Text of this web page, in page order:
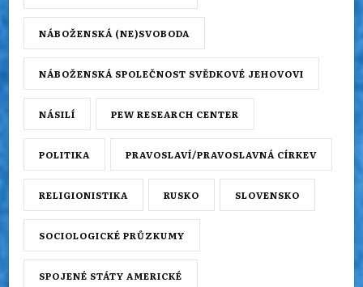
NÁBOŽENSKÁ (NE)SVOBODA
NÁBOŽENSKÁ SPOLEČNOST SVĚDKOVÉ JEHOVOVI
NÁSILÍ PEW RESEARCH CENTER
POLITIKA PRAVOSLAVÍ/PRAVOSLAVNÁ CÍRKEV
RELIGIONISTIKA RUSKO SLOVENSKO
SOCIOLOGICKÉ PRŮZKUMY
SPOJENÉ STÁTY AMERICKÉ